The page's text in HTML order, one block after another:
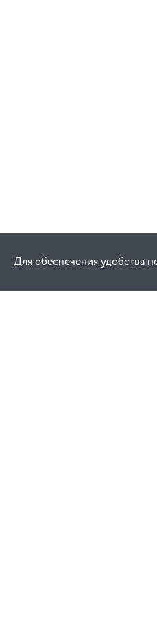
Для обеспечения удобства